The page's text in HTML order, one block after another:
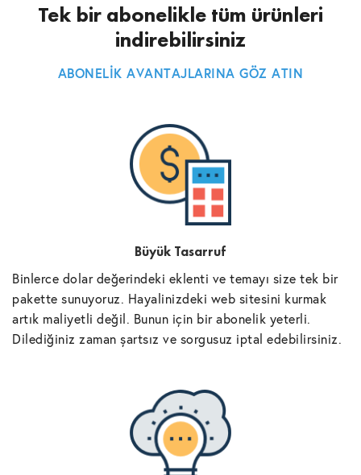
Tek bir abonelikle tüm ürünleri
indirebilirsiniz
ABONELİK AVANTAJLARINA GÖZ ATIN
Büyük Tasarruf
Binlerce dolar değerindeki eklenti ve temayı size tek bir
pakette sunuyoruz. Hayalinizdeki web sitesini kurmak
artık maliyetli değil. Bunun için bir abonelik yeterli.
Dilediğiniz zaman şartsız ve sorgusuz iptal edebilirsiniz.